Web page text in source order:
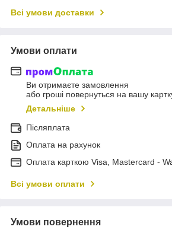
Всі умови доставки
Умови оплати
Ви отримаєте замовлення
або гроші повернуться на вашу
Детальніше
Післяплата
Оплата на рахунок
Оплата карткою Visa, Mastercard -
Всі умови оплати
Умови повернення